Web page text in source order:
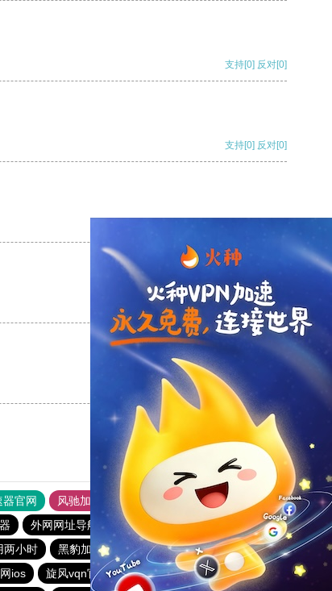
支持[0] 反对[0]
支持[0] 反对[0]
支持 [0] 反对 [0]
支持
器官网 风驰加速器
旋风加速器
外网网址导航 软件中心 雷霆加速
狂飙加速器
两小时 黑豹加速器 旋风加速npv
加速器黑洞
ios 旋风vqn官网 国外上网加速器
BitzNet加速器